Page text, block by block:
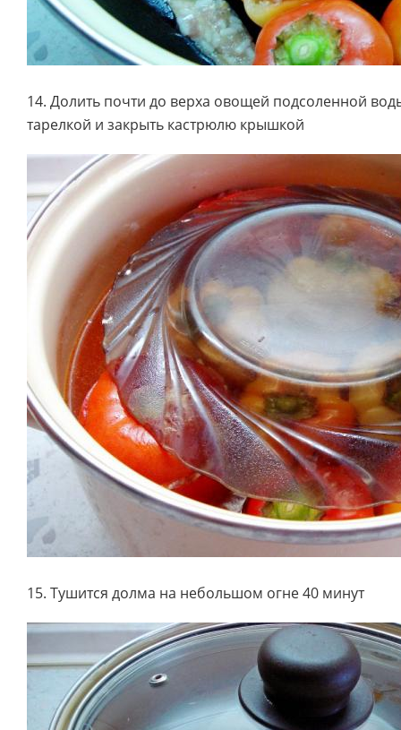
14. Долить почти до верха овощей подсоленной
тарелкой и закрыть кастрюлю крышкой
15. Тушится долма на небольшом огне 40 минут